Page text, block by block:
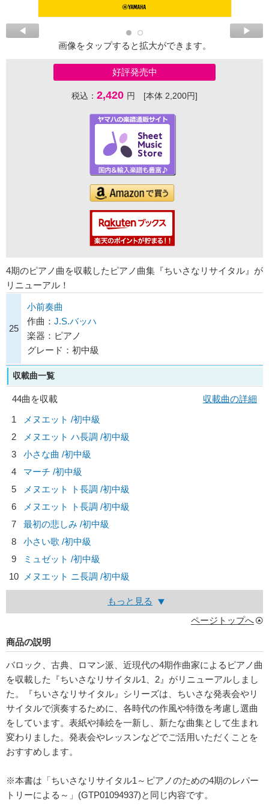
画像をタップすると拡大ができます。
好評発売中
税込： 2,420 円 [本体 2,200円]
4期のピアノ曲を収載したピアノ曲集『ちいさなリサイタル』が
リニューアル！
25
小前奏曲
作曲： J.S.バッハ
楽器：ピアノ
グレード：初中級
収載曲一覧
44曲を収載
収載曲の詳細
1
メヌエット /初中級
2
メヌエット ハ長調 /初中級
3
小さな曲 /初中級
4
マーチ /初中級
5
メヌエット ト長調 /初中級
6
メヌエット ト長調 /初中級
7
最初の悲しみ /初中級
8
小さい歌 /初中級
9
ミュゼット /初中級
10
メヌエット ニ長調 /初中級
もっと見る
ページトップへ
商品の説明
バロック、古典、ロマン派、近現代の4期作曲家によるピアノ曲
を収載した『ちいさなリサイタル1、2』がリニューアルしまし
た。『ちいさなリサイタル』シリーズは、ちいさな発表会やリ
サイタルで演奏するために、各時代の作風や特徴を考慮し選曲
をしています。表紙や挿絵を一新し、新たな曲集として生まれ
変わりました。発表会やレッスンなどでご活用いただくことを
おすすめします。
※本書は「ちいさなリサイタル1～ピアノのための4期のレパー
トリーによる～」(GTP01094937)と同じ内容です。